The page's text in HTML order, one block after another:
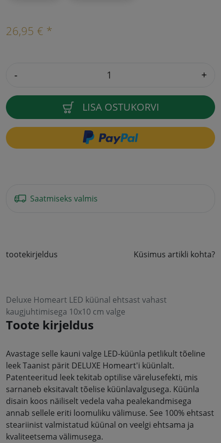
26,95 € *
- +
LISA OSTUKORVI
Saatmiseks valmis
tootekirjeldus Küsimus artikli kohta?
Deluxe Homeart LED küünal ehtsast vahast
kaugjuhtimisega 10x10 cm valge
Toote kirjeldus
Avastage selle kauni valge LED-küünla petlikult tõeline
leek Taanist pärit DELUXE Homeart'i küünlalt.
Patenteeritud leek tekitab optilise värelusefekti, mis
sarnaneb eksitavalt tõelise küünlavalgusega. Küünla
disain koos näiliselt vedela vaha pealekandmisega
annab sellele eriti loomuliku välimuse. See 100% ehtsast
steariinist valmistatud küünal on veelgi ehtsama ja
kvaliteetsema välimusega.